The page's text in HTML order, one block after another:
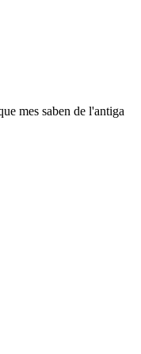
mes saben de l'antiga